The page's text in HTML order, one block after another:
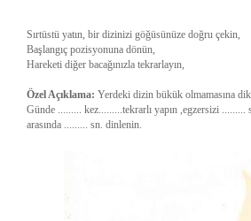
Sırtüstü yatın, bir dizinizi göğüsünüze doğru çekin,
Başlangıç pozisyonuna dönün,
Hareketi diğer bacağınızla tekrarlayın,
Özel Açıklama: Yerdeki dizin bükük olmamasına
Günde ......... kez.........tekrarlı yapın ,egzersizi .........
arasında ......... sn. dinlenin.